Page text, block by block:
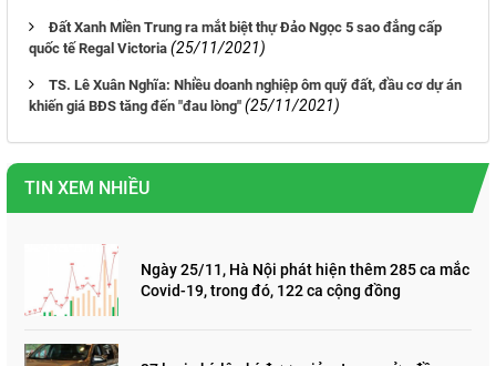
Đất Xanh Miền Trung ra mắt biệt thự Đảo Ngọc 5 sao đẳng cấp
quốc tế Regal Victoria (25/11/2021)
TS. Lê Xuân Nghĩa: Nhiều doanh nghiệp ôm quỹ đất, đầu cơ dự án
khiến giá BĐS tăng đến "đau lòng" (25/11/2021)
TIN XEM NHIỀU
Ngày 25/11, Hà Nội phát hiện thêm 285 ca mắc
Covid-19, trong đó, 122 ca cộng đồng